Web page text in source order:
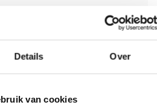
Details Over
van cookies
op onze klantenservice pagina.
de onderstaande opties.